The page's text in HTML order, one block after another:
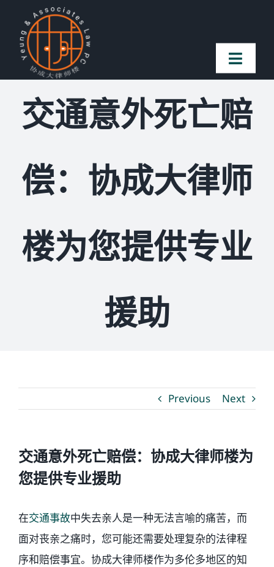
content
Toggle
首页
案件简介
客户赞誉
常见问题
温馨提示
语言Languages
交通意外死亡赔
偿：协成大律师
楼为您提供专业
援助
Previous Next
交通意外死亡赔偿：协成大律师楼为
您提供专业援助
在交通事故中失去亲人是一种无法言喻的痛苦，而
面对丧亲之痛时，您可能还需要处理复杂的法律程
序和赔偿事宜。协成大律师楼作为多伦多地区的知